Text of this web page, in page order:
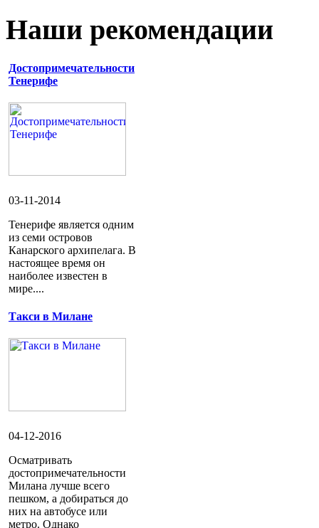
Наши рекомендации
Достопримечательности
Тенерифе
03-11-2014
Тенерифе является одним
из семи островов
Канарского архипелага. В
настоящее время он
наиболее известен в
мире....
Такси в Милане
04-12-2016
Осматривать
достопримечательности
Милана лучше всего
пешком, а добираться до
них на автобусе или
метро. Однако